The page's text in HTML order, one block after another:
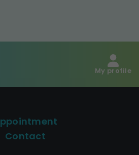
My profile
Contact